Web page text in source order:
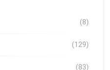
(8)
(129)
(83)